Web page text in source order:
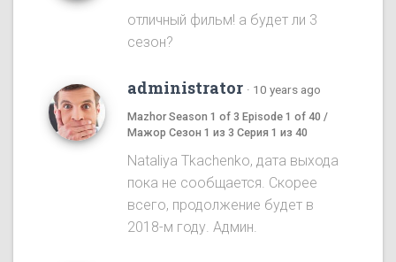
отличный фильм! а будет ли 3
сезон?
administrator · 10 years ago
Mazhor Season 1 of 3 Episode 1 of 40 /
Мажор Сезон 1 из 3 Серия 1 из 40
Nataliya Tkachenko, дата выхода
пока не сообщается. Скорее
всего, продолжение будет в
2018-м году. Админ.